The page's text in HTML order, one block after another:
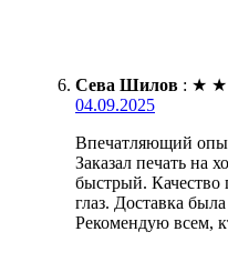
Сева Шилов : ★ ★
04.09.2025
Впечатляющий
Заказал печать на
быстрый. Качество
глаз. Доставка
Рекомендую всем,